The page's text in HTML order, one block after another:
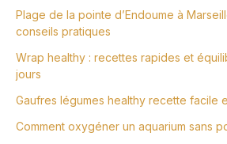
Plage de la pointe d’Endoume à
conseils pratiques
Wrap healthy : recettes rapides et
jours
Gaufres légumes healthy recette facile
Comment oxygéner un aquarium sans